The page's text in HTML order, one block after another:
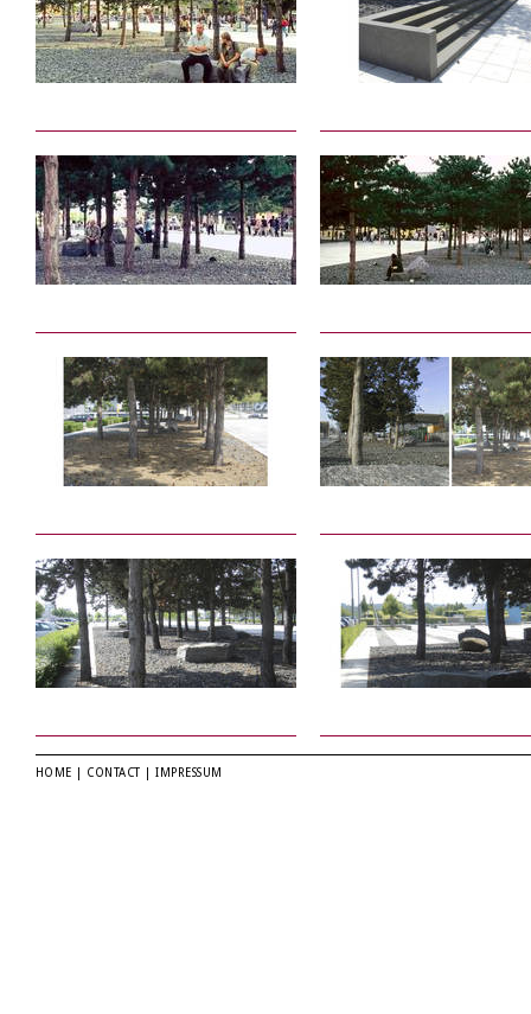
HOME CONTACT |IMPRESSUM